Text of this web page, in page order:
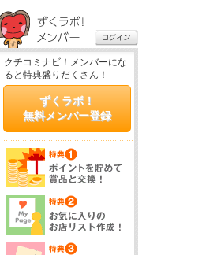
クチコミナビ！メンバーにな
ると特典盛りだくさん！
ずくラボ！
無料メンバー登録